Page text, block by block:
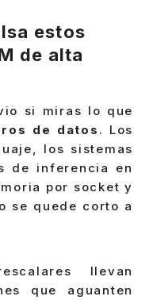
estos
de alta
si miras lo que
de datos . Los
los sistemas
de inferencia en
por socket y
se quede corto a
llevan
que aguanten